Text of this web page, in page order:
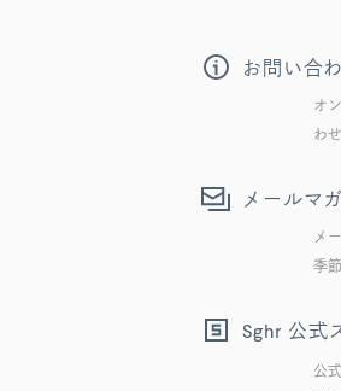
お問い合
オ
わ
メールマ
メ
季
Sghr 公式
公